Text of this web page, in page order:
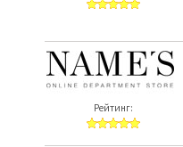
Рейтинг: